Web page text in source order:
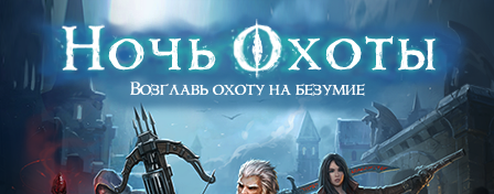
Возглавь охоту на безумие